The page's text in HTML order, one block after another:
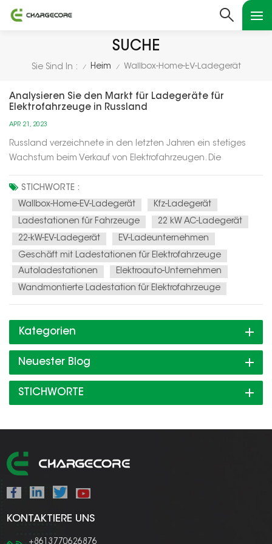
SUCHE
Sie Sind In : / Heim / Wallbox-Home-EV-Ladegerät
Analysieren Sie den Markt für Ladegeräte für
Elektrofahrzeuge in Russland
APR 21, 2023
Russland verzeichnete in den letzten Jahren ein stetiges
Wachstum beim Verkauf von Elektrofahrzeugen. Die
elektrisch zu machen. Dies hat zu einem Anstieg der
Nachfrage nach Elektrofahrzeugen geführt Ladegeräte für
Elektrofahrzeuge quer durchs...
STICHWORTE :
Wallbox-Home-EV-Ladegerät
Kfz-Ladegerät
Ladestationen für Fahrzeuge
22 kW AC-Ladegerät
22-kW-EV-Ladegerät
EV-Ladeunternehmen
Geschäft mit Ladestationen für Elektrofahrzeuge
Autoladestationen
Elektroauto-Unternehmen
Wandmontierte Ladestation für Elektrofahrzeuge
Kategorien
Neuester Blog
STICHWORTE
KONTAKTIERE UNS
+8613770626876